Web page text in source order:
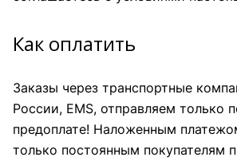
Как оплатить
Заказы через транспортные
России, EMS, отправляем только
предоплате! Наложенным
только постоянным покупателям